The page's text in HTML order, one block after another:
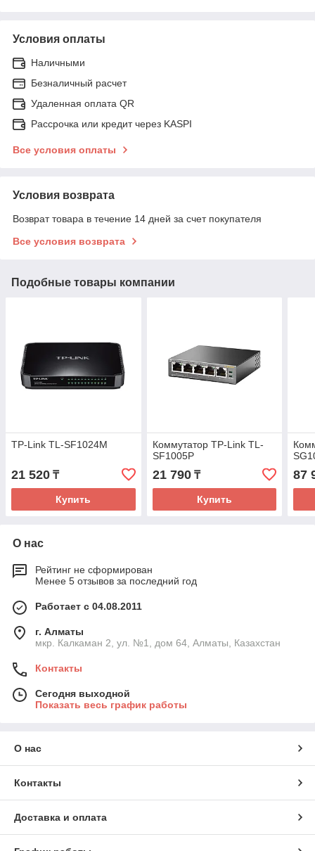
Условия оплаты
Наличными
Безналичный расчет
Удаленная оплата QR
Рассрочка или кредит через KASPI
Все условия оплаты
Условия возврата
Возврат товара в течение 14 дней за счет покупателя
Все условия возврата
Подобные товары компании
TP-Link TL-SF1024M
21 520 ₸
Купить
Коммутатор TP-Link TL-
SF1005P
21 790₸
Купить
87
О нас
Рейтинг не сформирован
Менее 5 отзывов за последний год
Работает с 04.08.2011
г. Алматы
мкр. Калкаман 2, ул. №1, дом 64, Алматы, Казахстан
Контакты
Сегодня выходной
Показать весь график работы
О нас
Контакты
Доставка и оплата